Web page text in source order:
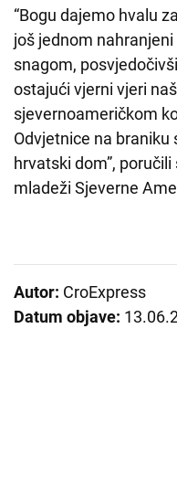
“Bogu dajemo hvalu
još jednom
snagom,
ostajući vjerni vjeri
sjevernoameričkom
Odvjetnice na
hrvatski dom”,
mladeži Sjeverne
Autor: CroExpress
Datum objave: